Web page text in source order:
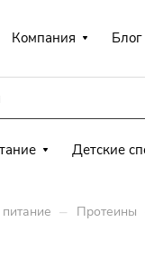
Компания Блог
Детские
– Протеины